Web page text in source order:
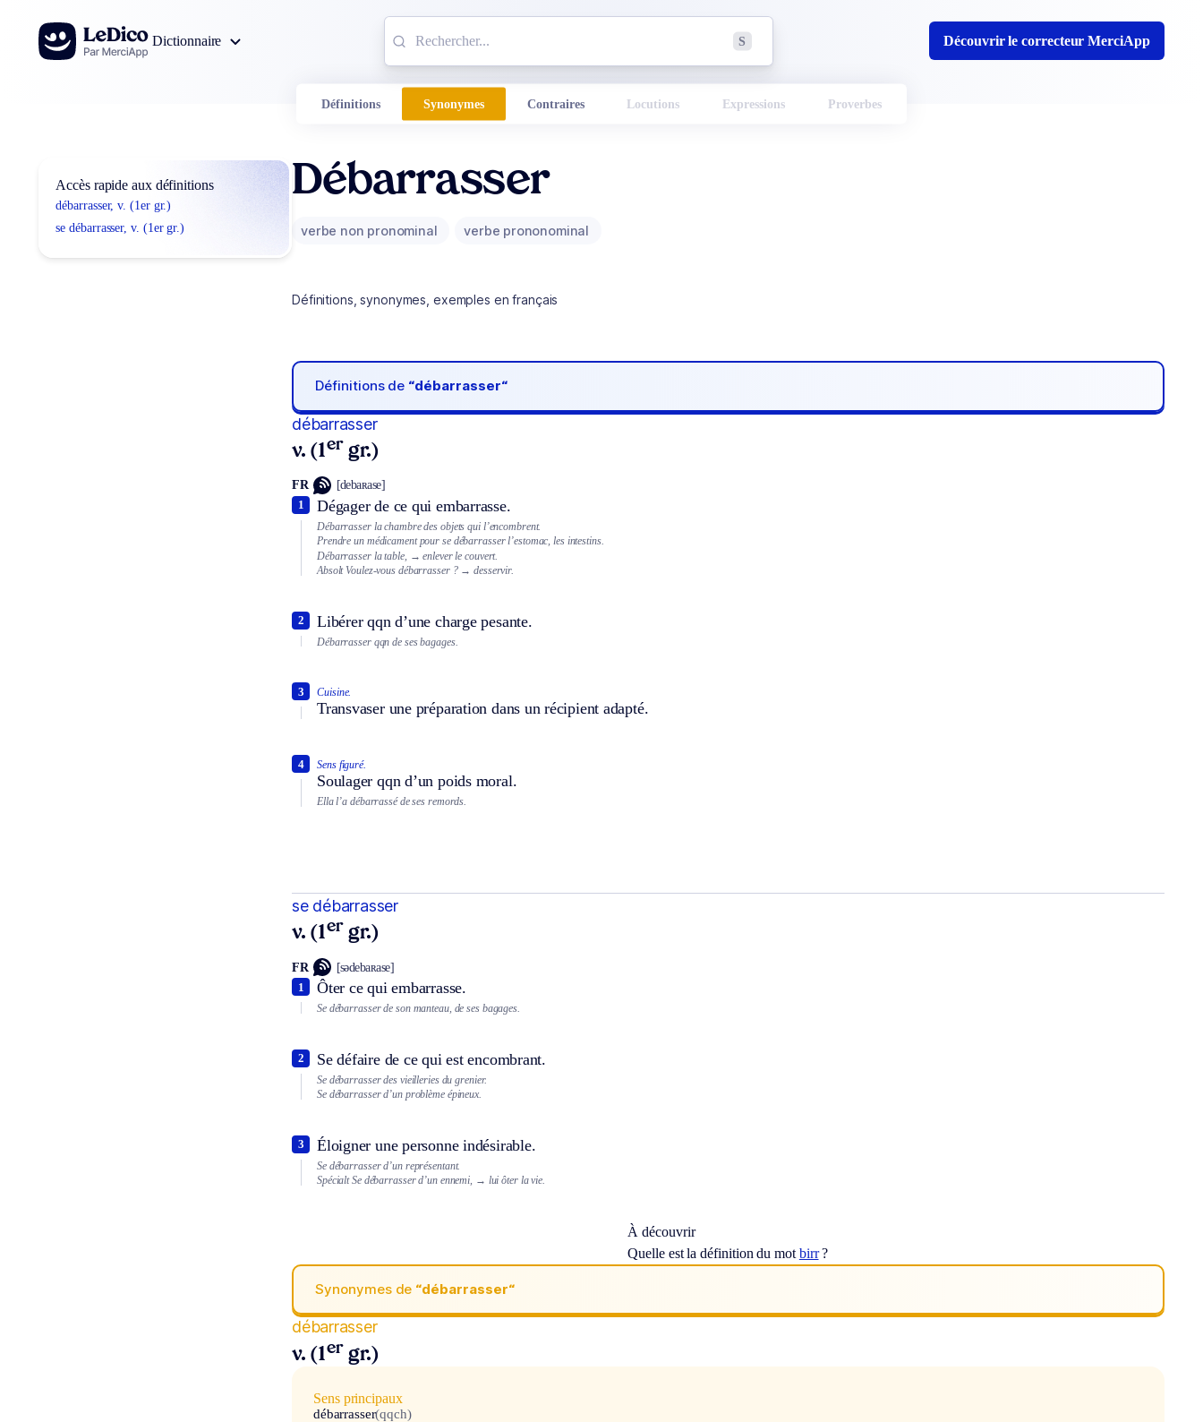
Aller au contenu
Dictionnaire
S Découvrir le correcteur MerciApp
Définitions Synonymes Contraires Locutions Expressions Proverbes
Accès rapide aux définitions
débarrasser, v. (1er gr.)
se débarrasser, v. (1er gr.)
Débarrasser
verbe non pronominal verbe prononominal
Définitions, synonymes, exemples en français
Définitions de “débarrasser“
débarrasser
v. (1er gr.)
FR [debaʀase]
Dégager de ce qui embarrasse.
1
Débarrasser la chambre des objets qui l’encombrent.
Prendre un médicament pour se débarrasser l’estomac, les intestins.
Débarrasser la table, → enlever le couvert.
Absolt Voulez-vous débarrasser ? → desservir.
Libérer qqn d’une charge pesante.
2
Débarrasser qqn de ses bagages.
Cuisine.
Transvaser une préparation dans un récipient adapté.
3
Sens figuré.
Soulager qqn d’un poids moral.
4
Ella l’a débarrassé de ses remords.
se débarrasser
v. (1er gr.)
FR [sədebaʀase]
Ôter ce qui embarrasse.
1
Se débarrasser de son manteau, de ses bagages.
Se défaire de ce qui est encombrant.
2
Se débarrasser des vieilleries du grenier.
Se débarrasser d’un problème épineux.
Éloigner une personne indésirable.
3
Se débarrasser d’un représentant.
Spécialt Se débarrasser d’un ennemi, → lui ôter la vie.
À découvrir
Quelle est la définition du mot birr?
Synonymes de “débarrasser“
débarrasser
v. (1er gr.)
Sens principaux
débarrasser(qqch)